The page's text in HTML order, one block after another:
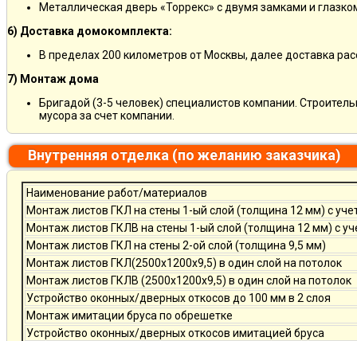
Металлическая дверь «Торрекс» с двумя замками и
6) Доставка домокомплекта:
В пределах 200 километров от Москвы, далее доставка
7) Монтаж дома
Бригадой (3-5 человек) специалистов компании.
мусора за счет компании.
Внутренняя отделка (по желанию заказчика)
Наименование работ/материалов
Монтаж листов ГКЛ на стены 1-ый слой (толщина 12 мм) с
Монтаж листов ГКЛВ на стены 1-ый слой (толщина 12 мм) с
Монтаж листов ГКЛ на стены 2-ой слой (толщина 9,5 мм)
Монтаж листов ГКЛ(2500х1200х9,5) в один слой на потолок
Монтаж листов ГКЛВ (2500х1200х9,5) в один слой на потолок
Устройство оконных/дверных откосов до 100 мм в 2 слоя
Монтаж имитации бруса по обрешетке
Устройство оконных/дверных откосов имитацией бруса